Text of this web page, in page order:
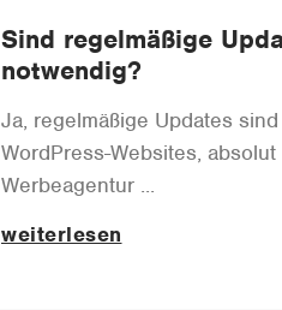
Sind regelmäßige
notwendig?
Ja, regelmäßige Updates
WordPress-Websites,
Werbeagentur
weiterlesen